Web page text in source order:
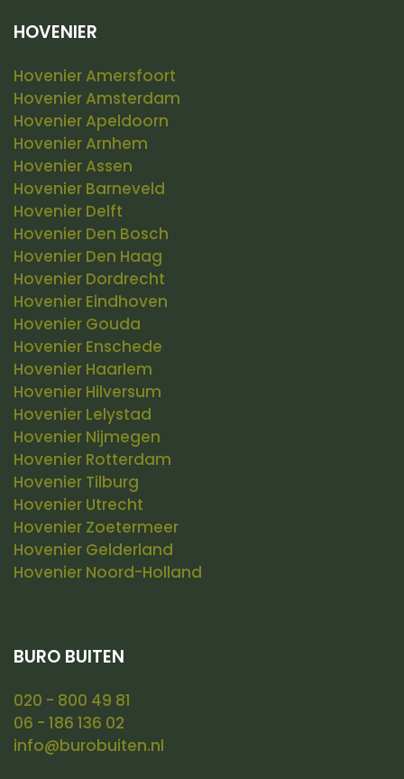
HOVENIER
Hovenier Amersfoort
Hovenier Amsterdam
Hovenier Apeldoorn
Hovenier Arnhem
Hovenier Assen
Hovenier Barneveld
Hovenier Delft
Hovenier Den Bosch
Hovenier Den Haag
Hovenier Dordrecht
Hovenier Eindhoven
Hovenier Gouda
Hovenier Enschede
Hovenier Haarlem
Hovenier Hilversum
Hovenier Lelystad
Hovenier Nijmegen
Hovenier Rotterdam
Hovenier Tilburg
Hovenier Utrecht
Hovenier Zoetermeer
Hovenier Gelderland
Hovenier Noord-Holland
BURO BUITEN
020 - 800 49 81
06 - 186 136 02
info@burobuiten.nl